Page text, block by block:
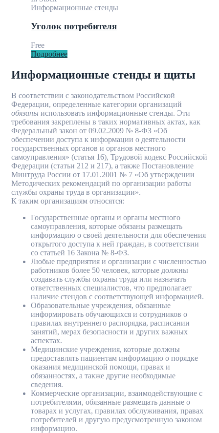
Информационные стенды
Уголок потребителя
Free
Подробнее
Информационные стенды и щиты
В соответствии с законодательством Российской
Федерации, определенные категории организаций
обязаны использовать информационные стенды. Эти
требования закреплены в таких нормативных актах, как
Федеральный закон от 09.02.2009 № 8-ФЗ «Об
обеспечении доступа к информации о деятельности
государственных органов и органов местного
самоуправления» (статья 16), Трудовой кодекс Российской
Федерации (статьи 212 и 217), а также Постановление
Минтруда России от 17.01.2001 № 7 «Об утверждении
Методических рекомендаций по организации работы
службы охраны труда в организации».
К таким организациям относятся:
Государственные органы и органы местного
самоуправления, которые обязаны размещать
информацию о своей деятельности для обеспечения
открытого доступа к ней граждан, в соответствии
со статьей 16 Закона № 8-ФЗ.
Любые предприятия и организации с численностью
работников более 50 человек, которые должны
создавать службы охраны труда или назначать
ответственных специалистов, что предполагает
наличие стендов с соответствующей информацией.
Образовательные учреждения, обязанные
информировать обучающихся и сотрудников о
правилах внутреннего распорядка, расписании
занятий, мерах безопасности и других важных
аспектах.
Медицинские учреждения, которые должны
предоставлять пациентам информацию о порядке
оказания медицинской помощи, правах и
обязанностях, а также другие необходимые
сведения.
Коммерческие организации, взаимодействующие с
потребителями, обязанные размещать данные о
товарах и услугах, правилах обслуживания, правах
потребителей и другую предусмотренную законом
информацию.